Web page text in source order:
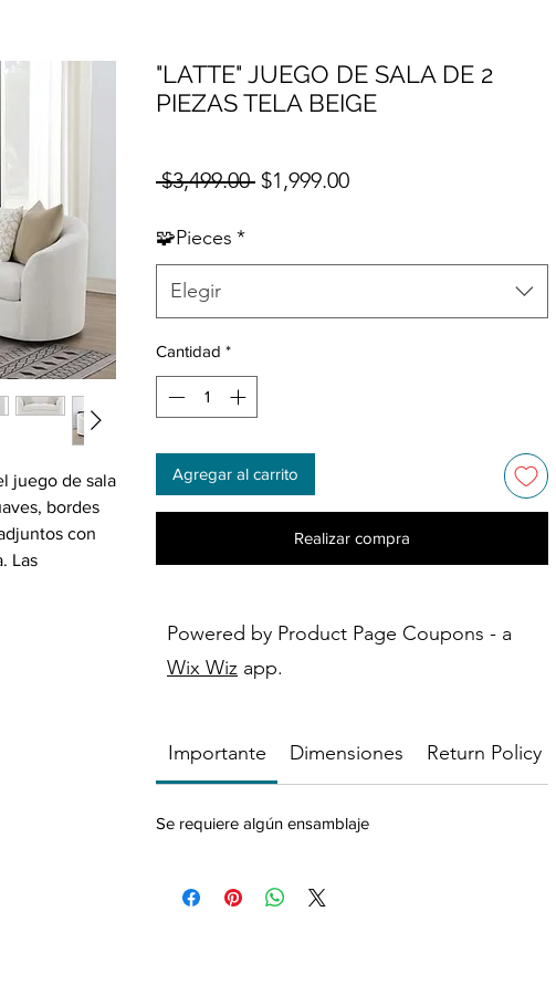
juego de sala
bordes
con
Las
"LATTE" JUEGO DE SALA DE 2
PIEZAS TELA BEIGE
$3,499.00 Precio
$1,999.00Precio de oferta
🧩Pieces *
Elegir
Cantidad *
Agregar al carrito
Realizar compra
Powered by Product Page Coupons - a
Wix Wiz app.
Importante Dimensiones Return Policy ⚠️
Se requiere algún ensamblaje